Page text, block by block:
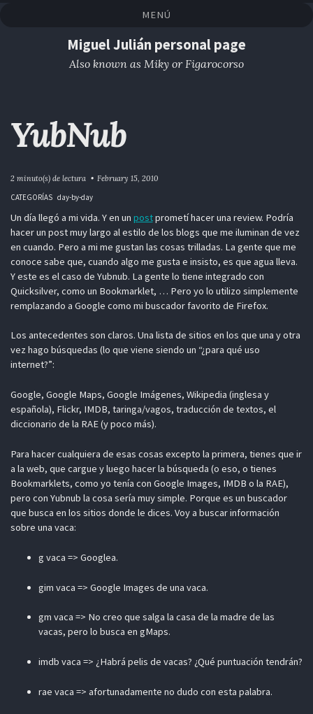
MENÚ
Miguel Julián personal page
Also known as Miky or Figarocorso
YubNub
2 minuto(s) de lectura
February 15, 2010
CATEGORÍAS day-by-day
Un día llegó a mi vida. Y en un postprometí hacer una review. Podría
hacer un post muy largo al estilo de los blogs que me iluminan de vez
en cuando. Pero a mi me gustan las cosas trilladas. La gente que me
conoce sabe que, cuando algo me gusta e insisto, es que agua lleva.
Y este es el caso de Yubnub. La gente lo tiene integrado con
Quicksilver, como un Bookmarklet, … Pero yo lo utilizo simplemente
remplazando a Google como mi buscador favorito de Firefox.
Los antecedentes son claros. Una lista de sitios en los que una y otra
vez hago búsquedas (lo que viene siendo un “¿para qué uso
internet?”:
Google, Google Maps, Google Imágenes, Wikipedia (inglesa y
española), Flickr, IMDB, taringa/vagos, traducción de textos, el
diccionario de la RAE (y poco más).
Para hacer cualquiera de esas cosas excepto la primera, tienes que ir
a la web, que cargue y luego hacer la búsqueda (o eso, o tienes
Bookmarklets, como yo tenía con Google Images, IMDB o la RAE),
pero con Yubnub la cosa sería muy simple. Porque es un buscador
que busca en los sitios donde le dices. Voy a buscar información
sobre una vaca:
g vaca => Googlea.
gim vaca => Google Images de una vaca.
gm vaca => No creo que salga la casa de la madre de las
vacas, pero lo busca en gMaps.
imdb vaca => ¿Habrá pelis de vacas? ¿Qué puntuación tendrán?
rae vaca => afortunadamente no dudo con esta palabra.